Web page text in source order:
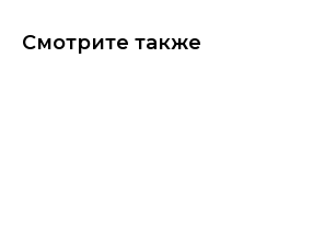
Смотрите также